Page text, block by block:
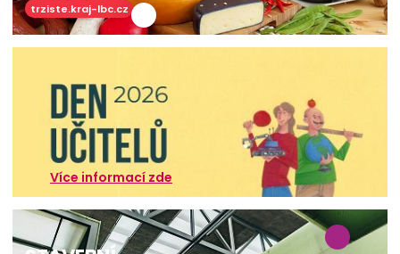
trziste.kraj-lbc.cz
Více informací zde